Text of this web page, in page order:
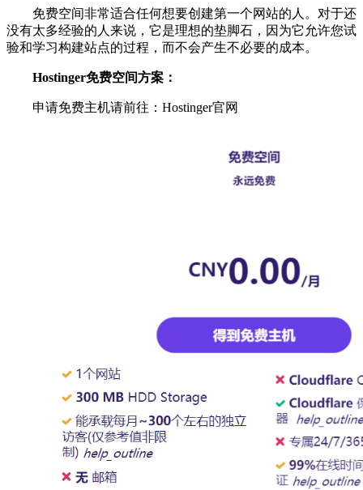
免费空间非常适合任何想要创建第一个网站的人。对于还
没有太多经验的人来说，它是理想的垫脚石，因为它允许您试
验和学习构建站点的过程，而不会产生不必要的成本。
Hostinger免费空间方案：
申请免费主机请前往：Hostinger官网